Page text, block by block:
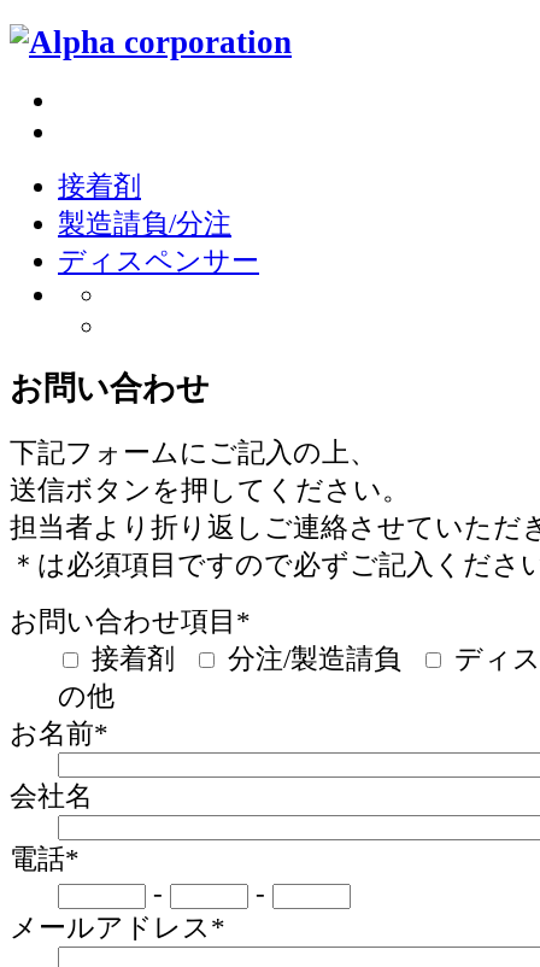
接着剤
製造請負/分注
ディスペンサー
お問い合わせ
下記フォームにご記入の上、
送信ボタンを押してください。
担当者より折り返しご連絡させていただ
＊ は必須項目ですので必ずご記入くださ
お問い合わせ項目 *
接着剤
分注/製造請負
ディ
の他
お名前*
会社名
電話*
-
-
メールアドレス *